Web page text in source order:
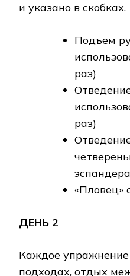
и указано в скобках.
Подъем
раз)
раз)
«Пловец»
ДЕНЬ 2
Каждое
подходах, отдых